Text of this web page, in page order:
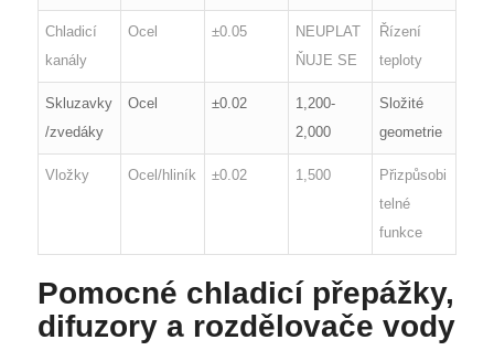
Chladicí
kanály
Ocel ±0.05
NEUPLAT
ŇUJE SE
Řízení
teploty
Skluzavky
/zvedáky
Ocel ±0.02
1,200-
2,000
Složité
geometrie
Vložky Ocel/hliník ±0.02 1,500
Přizpůsobi
telné
funkce
Pomocné chladicí přepážky,
difuzory a rozdělovače vody